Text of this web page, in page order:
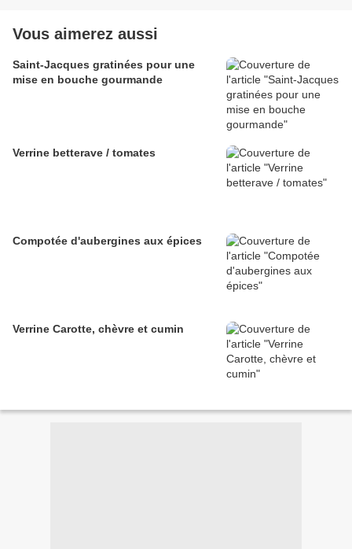
Vous aimerez aussi
Saint-Jacques gratinées pour une
mise en bouche gourmande
Verrine betterave / tomates
Compotée d'aubergines aux épices
Verrine Carotte, chèvre et cumin